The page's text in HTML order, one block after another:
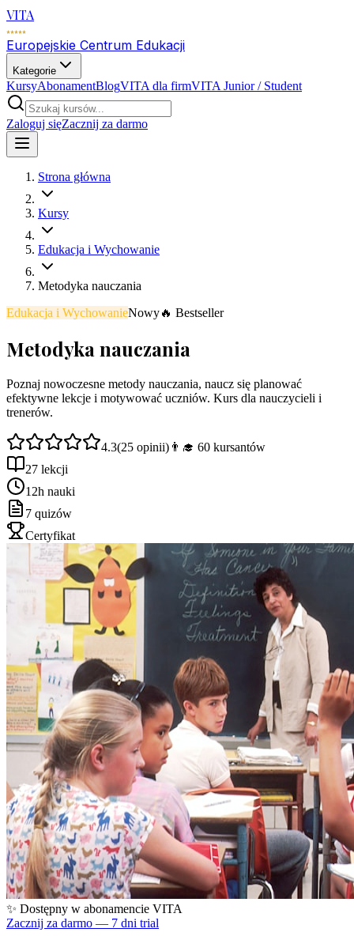
VITA
Europejskie Centrum Edukacji
Kategorie
KursyAbonamentBlogVITA dla firmVITA Junior / Student
Zaloguj sięZacznij za darmo
Strona główna
Kursy
Edukacja i Wychowanie
Metodyka nauczania
Edukacja i WychowanieNowy🔥 Bestseller
Metodyka nauczania
Poznaj nowoczesne metody nauczania, naucz się planować
efektywne lekcje i motywować uczniów. Kurs dla nauczycieli i
trenerów.
4.3(25 opinii) 👨‍🎓 60 kursantów
27 lekcji
12h nauki
7 quizów
Certyfikat
✨ Dostępny w abonamencie VITA
Zacznij za darmo — 7 dni trial